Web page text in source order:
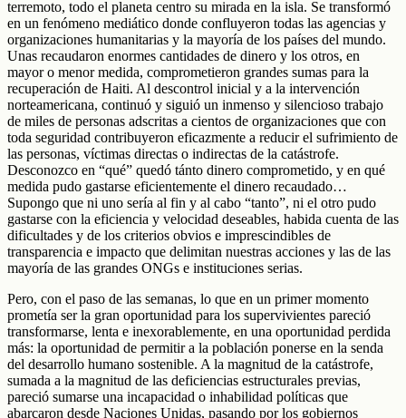
terremoto, todo el planeta centro su mirada en la isla. Se transformó
en un fenómeno mediático donde confluyeron todas las agencias y
organizaciones humanitarias y la mayoría de los países del mundo.
Unas recaudaron enormes cantidades de dinero y los otros, en
mayor o menor medida, comprometieron grandes sumas para la
recuperación de Haiti. Al descontrol inicial y a la intervención
norteamericana, continuó y siguió un inmenso y silencioso trabajo
de miles de personas adscritas a cientos de organizaciones que con
toda seguridad contribuyeron eficazmente a reducir el sufrimiento de
las personas, víctimas directas o indirectas de la catástrofe.
Desconozco en “qué” quedó tánto dinero comprometido, y en qué
medida pudo gastarse eficientemente el dinero recaudado…
Supongo que ni uno sería al fin y al cabo “tanto”, ni el otro pudo
gastarse con la eficiencia y velocidad deseables, habida cuenta de las
dificultades y de los criterios obvios e imprescindibles de
transparencia e impacto que delimitan nuestras acciones y las de las
mayoría de las grandes ONGs e instituciones serias.
Pero, con el paso de las semanas, lo que en un primer momento
prometía ser la gran oportunidad para los supervivientes pareció
transformarse, lenta e inexorablemente, en una oportunidad perdida
más: la oportunidad de permitir a la población ponerse en la senda
del desarrollo humano sostenible. A la magnitud de la catástrofe,
sumada a la magnitud de las deficiencias estructurales previas,
pareció sumarse una incapacidad o inhabilidad políticas que
abarcaron desde Naciones Unidas, pasando por los gobiernos